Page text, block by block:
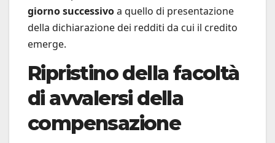
giorno successivoa quello di presentazione
della dichiarazione dei redditi da cui il credito
emerge.
Ripristino della facoltà
di avvalersi della
compensazione